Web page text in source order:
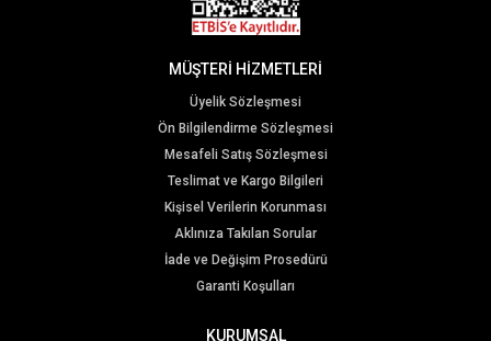
MÜŞTERİ HİZMETLERİ
Üyelik Sözleşmesi
Ön Bilgilendirme Sözleşmesi
Mesafeli Satış Sözleşmesi
Teslimat ve Kargo Bilgileri
Kişisel Verilerin Korunması
Aklınıza Takılan Sorular
İade ve Değişim Prosedürü
Garanti Koşulları
KURUMSAL